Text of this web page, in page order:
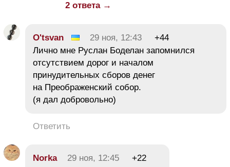
2 ответа →
O'tsvan 29 ноя, 12:43
+44
Лично мне Руслан Боделан запомнился
отсутствием дорог и началом
принудительных сборов денег
на Преображенский собор.
(я дал добровольно)
Ответить
Norka 29 ноя, 12:45
+22